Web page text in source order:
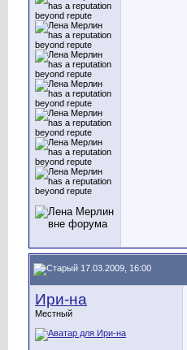
17.03.2009, 16:00
Ири-на
Местный